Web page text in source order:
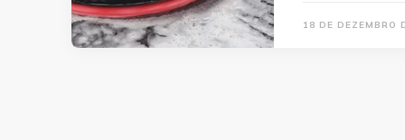
18 DE DEZEMBRO